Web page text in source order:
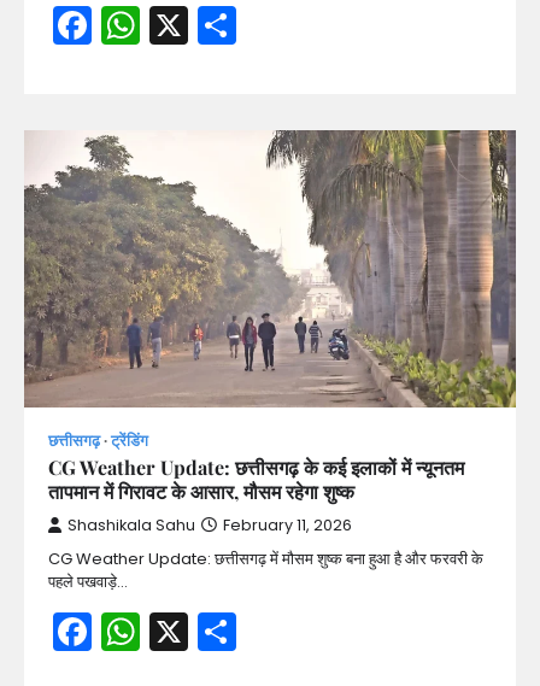
Facebook
WhatsApp
X
छत्तीसगढ़ ट्रेंडिंग
CG Weather Update: छत्तीसगढ़ के कई इलाकों में न्यूनतम
तापमान में गिरावट के आसार, मौसम रहेगा शुष्क
Shashikala Sahu February 11, 2026
CG Weather Update: छत्तीसगढ़ में मौसम शुष्क बना हुआ है और फरवरी के
पहले पखवाड़े…
Facebook
WhatsApp
X